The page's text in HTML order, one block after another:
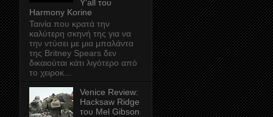
Y'all του
Harmony Korine
Ταινία που κρατά την
καλύτερη σκηνή της για να
την ντύσει με μια μπαλάντα
της Britney Spears δεν
δικαιούται κάτι λιγότερο από
το χειροκ...
Venice Review:
Hacksaw Ridge
του Mel Gibson